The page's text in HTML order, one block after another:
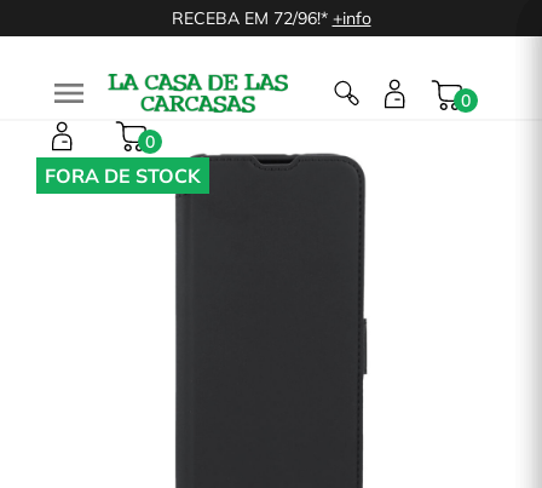
RECEBA EM 72/96!* +info

0
0
FORA DE STOCK